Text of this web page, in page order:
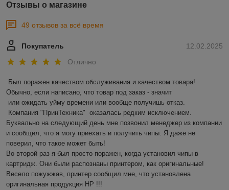
Отзывы о магазине
49 отзывов за всё время
12.02.2025
Покупатель
Отлично
Был поражен качеством обслуживания и качеством товара!
Обычно, если написано, что товар под заказ - значит
Буквально на следующий день мне позвонил менеджер из компании
и сообщил, что я могу приехать и получить чипы. Я даже не
поверил, что такое может быть!
Во второй раз я был просто поражен, когда установил чипы в
картридж. Они были распознаны принтером, как оригинальные!
Весело пожужжав, принтер сообщил мне, что установлена
оригинальная продукция HP !!!